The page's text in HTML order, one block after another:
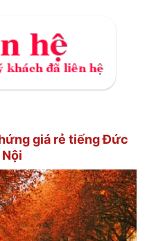
giá rẻ tiếng Đức